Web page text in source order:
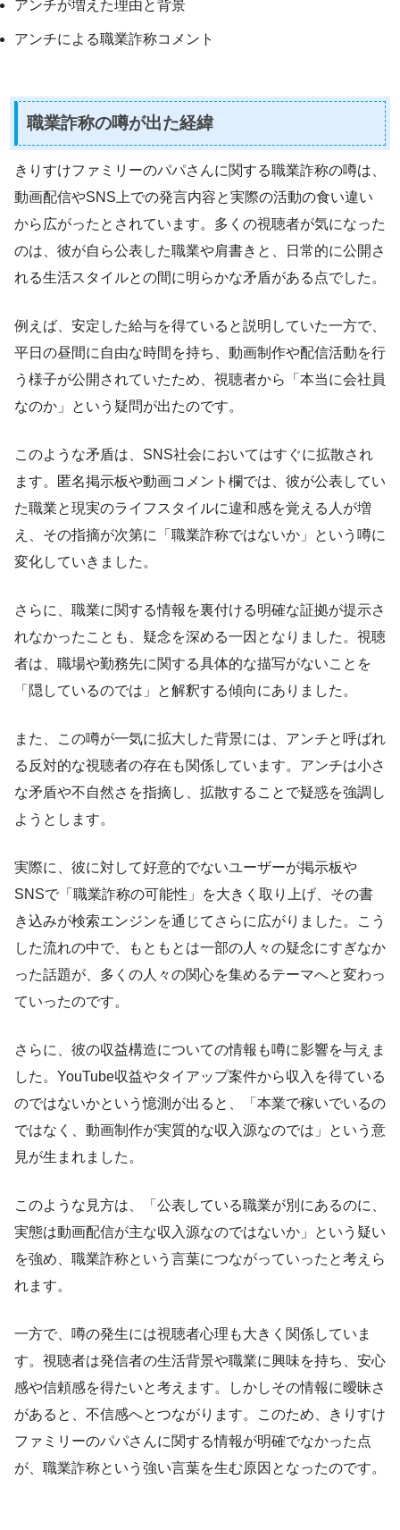
アンチが増えた理由と背景
アンチによる職業詐称コメント
職業詐称の噂が出た経緯
きりすけファミリーのパパさんに関する職業詐称の噂は、
動画配信やSNS上での発言内容と実際の活動の食い違い
から広がったとされています。多くの視聴者が気になった
のは、彼が自ら公表した職業や肩書きと、日常的に公開さ
れる生活スタイルとの間に明らかな矛盾がある点でした。
例えば、安定した給与を得ていると説明していた一方で、
平日の昼間に自由な時間を持ち、動画制作や配信活動を行
う様子が公開されていたため、視聴者から「本当に会社員
なのか」という疑問が出たのです。
このような矛盾は、SNS社会においてはすぐに拡散され
ます。匿名掲示板や動画コメント欄では、彼が公表してい
た職業と現実のライフスタイルに違和感を覚える人が増
え、その指摘が次第に「職業詐称ではないか」という噂に
変化していきました。
さらに、職業に関する情報を裏付ける明確な証拠が提示さ
れなかったことも、疑念を深める一因となりました。視聴
者は、職場や勤務先に関する具体的な描写がないことを
「隠しているのでは」と解釈する傾向にありました。
また、この噂が一気に拡大した背景には、アンチと呼ばれ
る反対的な視聴者の存在も関係しています。アンチは小さ
な矛盾や不自然さを指摘し、拡散することで疑惑を強調し
ようとします。
実際に、彼に対して好意的でないユーザーが掲示板や
SNSで「職業詐称の可能性」を大きく取り上げ、その書
き込みが検索エンジンを通じてさらに広がりました。こう
した流れの中で、もともとは一部の人々の疑念にすぎなか
った話題が、多くの人々の関心を集めるテーマへと変わっ
ていったのです。
さらに、彼の収益構造についての情報も噂に影響を与えま
した。YouTube収益やタイアップ案件から収入を得ている
のではないかという憶測が出ると、「本業で稼いでいるの
ではなく、動画制作が実質的な収入源なのでは」という意
見が生まれました。
このような見方は、「公表している職業が別にあるのに、
実態は動画配信が主な収入源なのではないか」という疑い
を強め、職業詐称という言葉につながっていったと考えら
れます。
一方で、噂の発生には視聴者心理も大きく関係していま
す。視聴者は発信者の生活背景や職業に興味を持ち、安心
感や信頼感を得たいと考えます。しかしその情報に曖昧さ
があると、不信感へとつながります。このため、きりすけ
ファミリーのパパさんに関する情報が明確でなかった点
が、職業詐称という強い言葉を生む原因となったのです。